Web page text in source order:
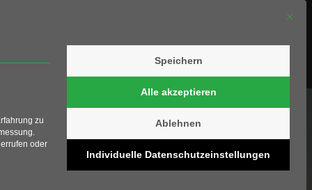
Kontakt
Mit
zu
oder
und kann nicht abgewählt werden.
Speichern
Alle akzeptieren
Ablehnen
Individuelle Datenschutzeinstellungen